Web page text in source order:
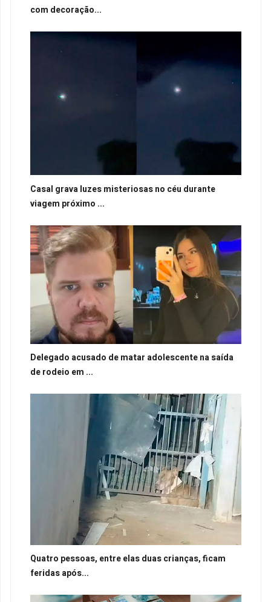
com decoração...
Casal grava luzes misteriosas no céu durante
viagem próximo ...
Delegado acusado de matar adolescente na saída
de rodeio em ...
Quatro pessoas, entre elas duas crianças, ficam
feridas após...